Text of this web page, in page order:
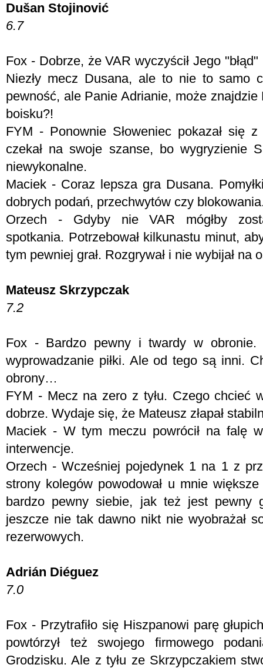
Dušan Stojinović
6.7
Fox - Dobrze, że VAR wyczyścił Jego
Niezły mecz Dusana, ale to nie to samo
pewność, ale Panie Adrianie, może
boisku?!
FYM - Ponownie Słoweniec pokazał się
czekał na swoje szanse, bo wygryzienie
niewykonalne.
Maciek - Coraz lepsza gra Dusana.
dobrych podań, przechwytów czy
Orzech - Gdyby nie VAR mógłby
spotkania. Potrzebował kilkunastu minut,
tym pewniej grał. Rozgrywał i nie wybijał na
Mateusz Skrzypczak
7.2
Fox - Bardzo pewny i twardy w
wyprowadzanie piłki. Ale od tego są inni.
obrony…
FYM - Mecz na zero z tyłu. Czego chcieć
dobrze. Wydaje się, że Mateusz złapał
Maciek - W tym meczu powrócił na falę
interwencje.
Orzech - Wcześniej pojedynek 1 na 1 z
strony kolegów powodował u mnie
bardzo pewny siebie, jak też jest pewny
jeszcze nie tak dawno nikt nie wyobrażał
rezerwowych.
Adrián Diéguez
7.0
Fox - Przytrafiło się Hiszpanowi parę
powtórzył też swojego firmowego
Grodzisku. Ale z tyłu ze Skrzypczakiem